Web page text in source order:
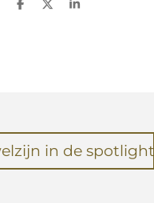
D
D
S
in de spotlight